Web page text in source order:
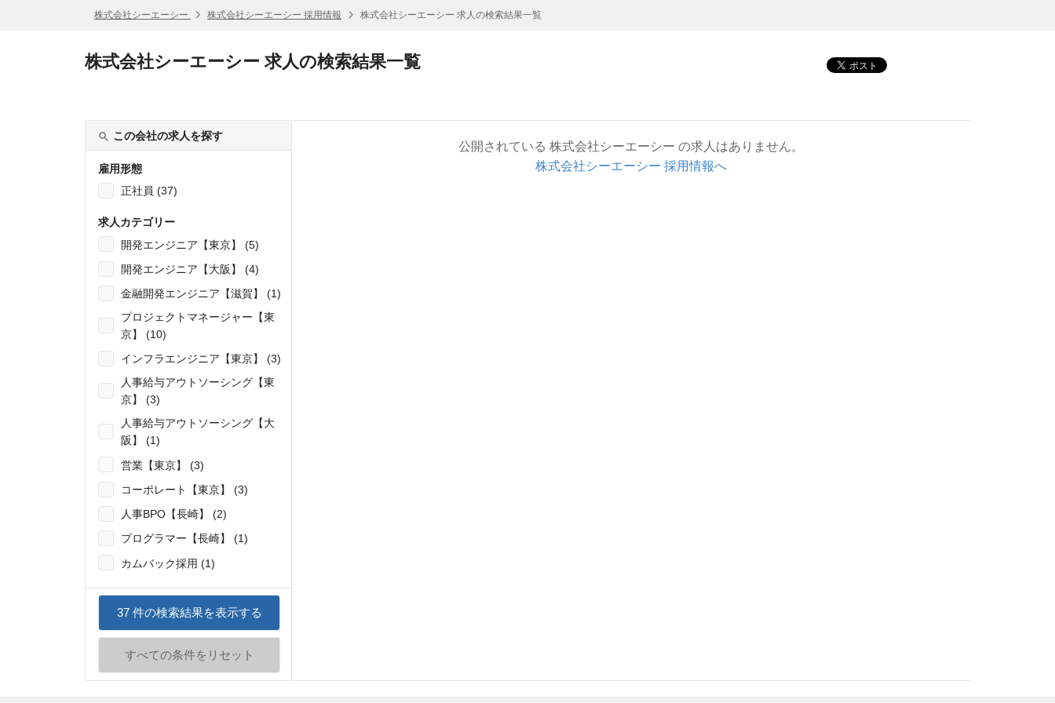
株式会社シーエーシー 株式会社シーエーシー 採用情報 株式会社シーエーシー 求人の検索結果一覧
株式会社シーエーシー 求人の検索結果一覧
この会社の求人を探す
雇用形態
正社員 (37)
求人カテゴリー
開発エンジニア【東京】 (5)
開発エンジニア【大阪】 (4)
金融開発エンジニア【滋賀】 (1)
プロジェクトマネージャー【東
京】 (10)
インフラエンジニア【東京】 (3)
人事給与アウトソーシング【東
京】 (3)
人事給与アウトソーシング【大
阪】 (1)
営業【東京】 (3)
コーポレート【東京】 (3)
人事BPO【長崎】 (2)
プログラマー【長崎】 (1)
カムバック採用 (1)
37件の検索結果を表示する
すべての条件をリセット
公開されている 株式会社シーエーシー の求人はありません。
株式会社シーエーシー 採用情報へ